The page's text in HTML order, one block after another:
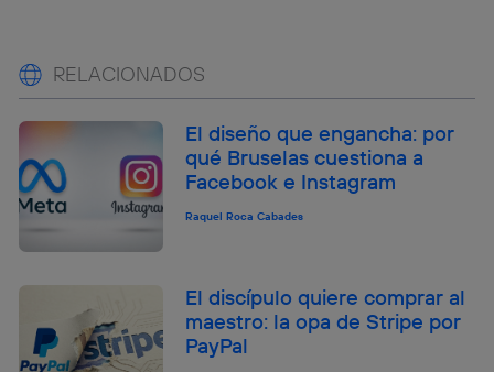
RELACIONADOS
El diseño que engancha: por
qué Bruselas cuestiona a
Facebook e Instagram
Raquel Roca Cabades
El discípulo quiere comprar al
maestro: la opa de Stripe por
PayPal